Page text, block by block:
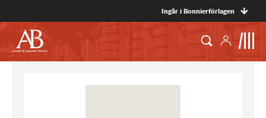
Ingår i Bonnierförlagen